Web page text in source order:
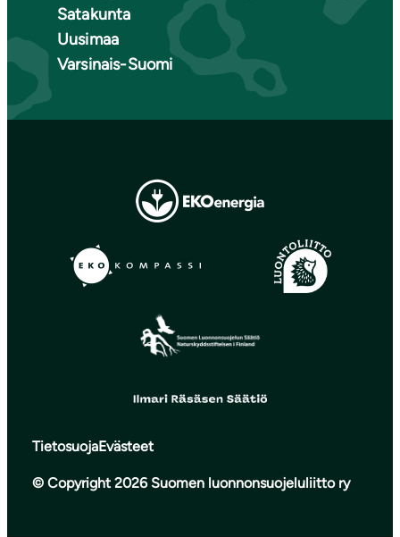
Satakunta
Uusimaa
Varsinais-Suomi
TietosuojaEvästeet
© Copyright 2026 Suomen luonnonsuojeluliitto ry